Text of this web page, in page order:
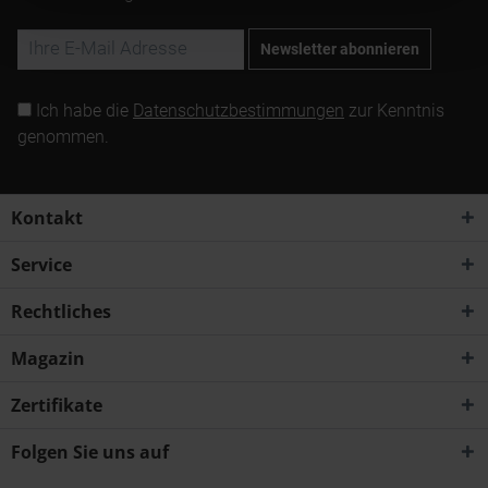
Newsletter abonnieren
Ich habe die Datenschutzbestimmungen zur Kenntnis
genommen.
Kontakt
Service
Rechtliches
Magazin
Zertifikate
Folgen Sie uns auf